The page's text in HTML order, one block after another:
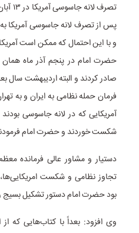
پس از تصرف لانه جاسوسی آمریکا
و با این احتمال که ممکن است
صادر کردند و البته اردیبهشت سال
فرمان حمله نظامی به ایران و به
آمریکایی که در لانه جاسوسی
شکست خوردند و حضرت امام
دستیار و مشاور عالی فرمانده
تجاوز نظامی و شکست
بود حضرت امام دستور تشکیل بسیج
وی افزود: بعداً با کتاب‌هایی که